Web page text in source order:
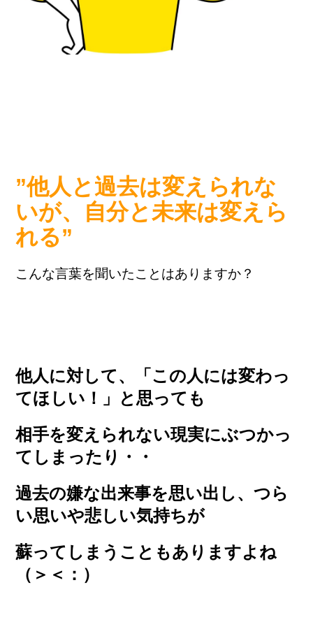
”他人と過去は変えられな
いが、自分と未来は変えら
れる”
こんな言葉を聞いたことはありますか？
他人に対して、「この人には変わっ
てほしい！」と思っても
相手を変えられない現実にぶつかっ
てしまったり・・
過去の嫌な出来事を思い出し、つら
い思いや悲しい気持ちが
蘇ってしまうこともありますよね
（＞＜：）